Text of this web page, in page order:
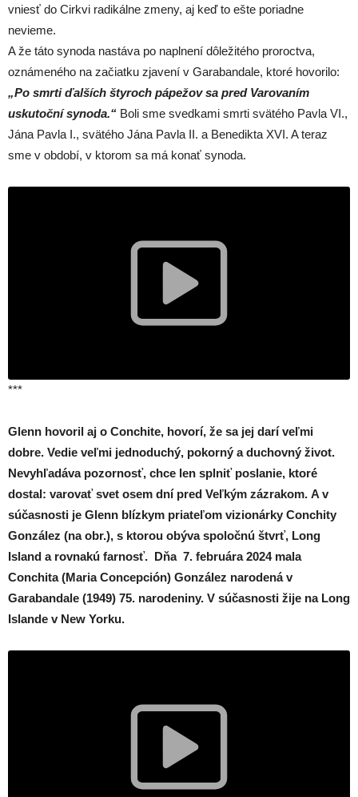
vniesť do Cirkvi radikálne zmeny, aj keď to ešte poriadne
nevieme.
A že táto synoda nastáva po naplnení dôležitého proroctva,
oznámeného na začiatku zjavení v Garabandale, ktoré hovorilo:
„Po smrti ďalších štyroch pápežov sa pred Varovaním
uskutoční synoda.“ Boli sme svedkami smrti svätého Pavla VI.,
Jána Pavla I., svätého Jána Pavla II. a Benedikta XVI. A teraz
sme v období, v ktorom sa má konať synoda.
***
Glenn hovoril aj o Conchite, hovorí, že sa jej darí veľmi
dobre. Vedie veľmi jednoduchý, pokorný a duchovný život.
Nevyhľadáva pozornosť, chce len splniť poslanie, ktoré
dostal: varovať svet osem dní pred Veľkým zázrakom. A v
súčasnosti je Glenn blízkym priateľom vizionárky Conchity
González (na obr.), s ktorou obýva spoločnú štvrť, Long
Island a rovnakú farnosť. Dňa 7. februára 2024 mala
Conchita (Maria Concepción) González narodená v
Garabandale (1949) 75. narodeniny. V súčasnosti žije na Long
Islande v New Yorku.